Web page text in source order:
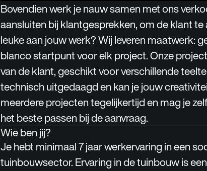
Bovendien werk je nauw samen met ons
aansluiten bij klantgesprekken, om de klant
leuke aan jouw werk? Wij leveren maatwerk:
blanco startpunt voor elk project. Onze
van de klant, geschikt voor verschillende
technisch uitgedaagd en kan je jouw
meerdere projecten tegelijkertijd en mag je
het beste passen bij de aanvraag.
Wie ben jij?
Je hebt minimaal 7 jaar werkervaring in een
tuinbouwsector. Ervaring in de tuinbouw is